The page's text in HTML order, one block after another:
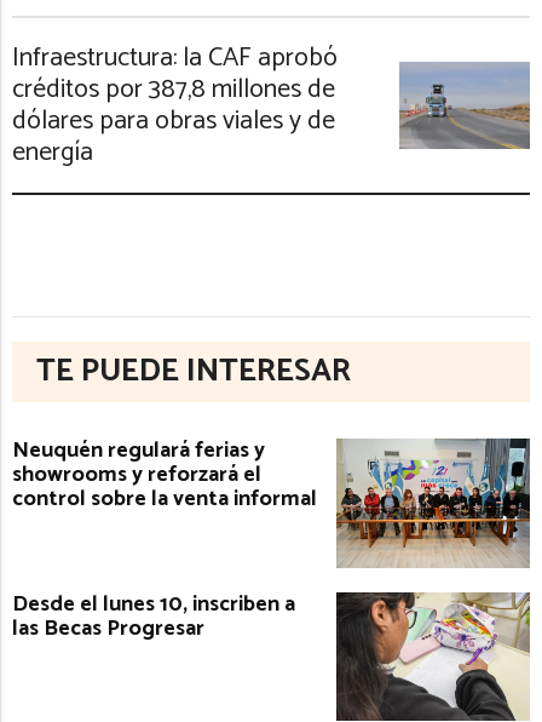
Infraestructura: la CAF aprobó
créditos por 387,8 millones de
dólares para obras viales y de
energía
TE PUEDE INTERESAR
Neuquén regulará ferias y
showrooms y reforzará el
control sobre la venta informal
Desde el lunes 10, inscriben a
las Becas Progresar